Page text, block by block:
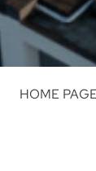
HOME